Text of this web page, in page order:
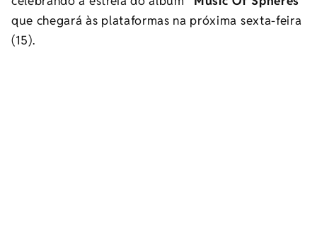
que chegará às plataformas na próxima sexta-feira
(15).